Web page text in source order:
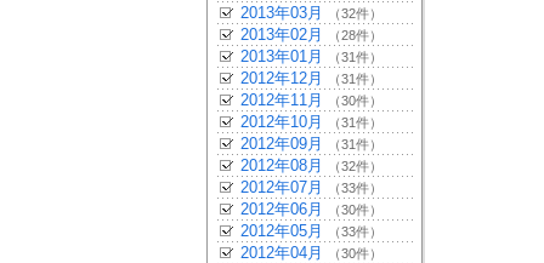
2013年03月 （32件）
2013年02月 （28件）
2013年01月 （31件）
2012年12月 （31件）
2012年11月 （30件）
2012年10月 （31件）
2012年09月 （31件）
2012年08月 （32件）
2012年07月 （33件）
2012年06月 （30件）
2012年05月 （33件）
2012年04月 （30件）